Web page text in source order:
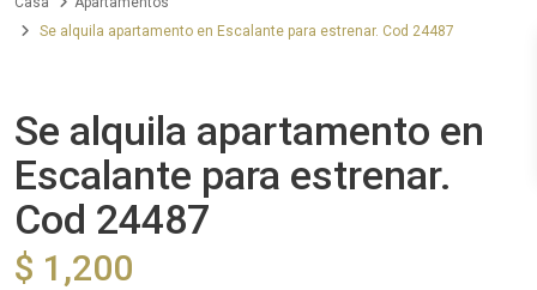
Se alquila apartamento en Escalante para estrenar. Cod 24487
Se alquila apartamento en
Escalante para estrenar.
Cod 24487
$ 1,200